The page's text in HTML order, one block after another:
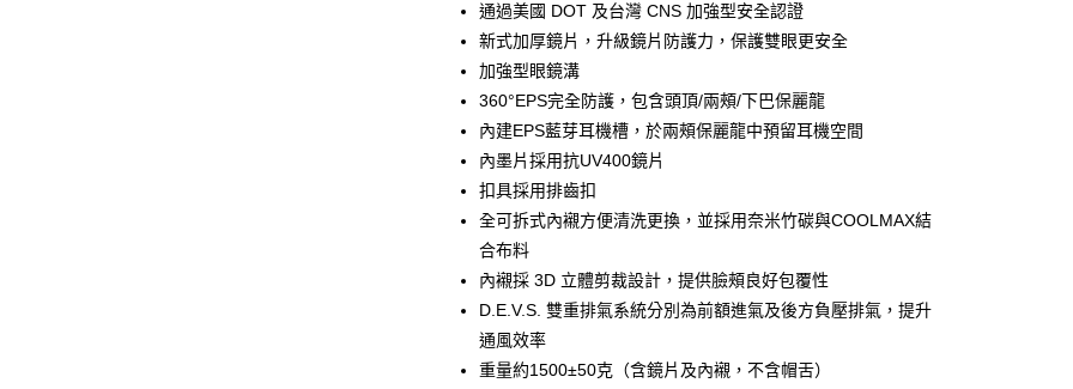
ATM付款
運送方式
全家取貨付款(安全帽一頂以上請選宅配)
每筆NT$60，滿NT$1,000(含以上)免運費
7-11取貨付款(安全帽一頂以上請選宅配)
每筆NT$60，滿NT$1,000(含以上)免運費
宅配
通過美國 DOT 及台灣 CNS 加強型安全認證
新式加厚鏡片，升級鏡片防護力，保護雙眼更安全
加強型眼鏡溝
360°EPS完全防護，包含頭頂/兩頰/下巴保麗龍
內建EPS藍芽耳機槽，於兩頰保麗龍中預留耳機空間
內墨片採用抗UV400鏡片
扣具採用排齒扣
全可拆式內襯方便清洗更換，並採用奈米竹碳與COOLMAX結
合布料
內襯採 3D 立體剪裁設計，提供臉頰良好包覆性
D.E.V.S. 雙重排氣系統分別為前額進氣及後方負壓排氣，提升
通風效率
重量約1500±50克（含鏡片及內襯，不含帽舌）